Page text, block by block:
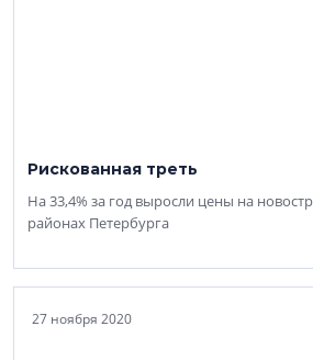
Рискованная треть
На 33,4% за год выросли цены на
районах Петербурга
27 ноября 2020